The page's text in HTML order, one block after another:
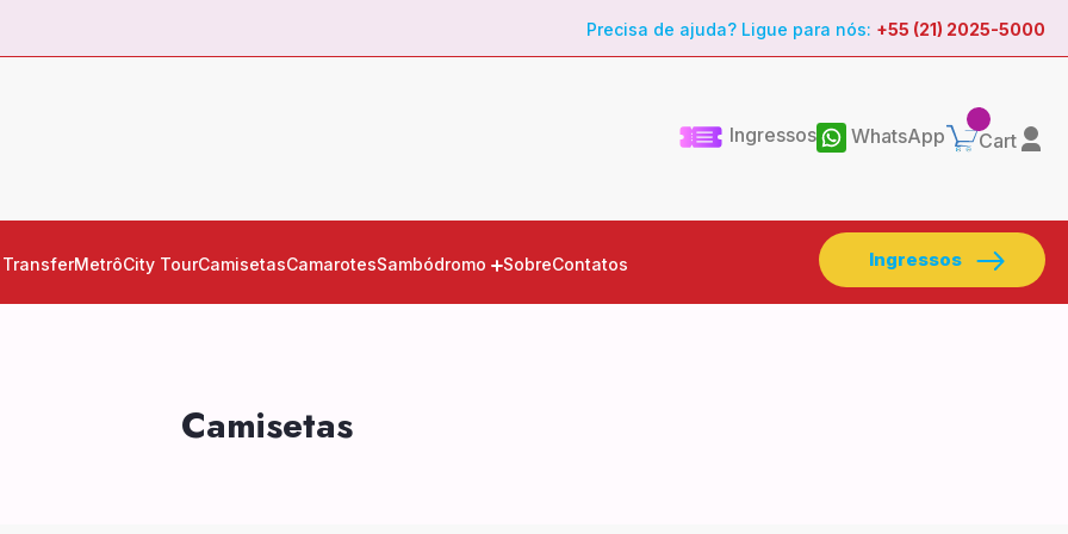
Precisa de ajuda? Ligue para nós: +55 (21) 2025-5000
Ingressos WhatsApp Cart
TransferMetrôCity TourCamisetasCamarotesSambódromo SobreContatos Ingressos
Camisetas